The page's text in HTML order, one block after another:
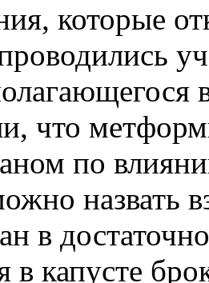
которые
что
по
назвать
в
в капусте